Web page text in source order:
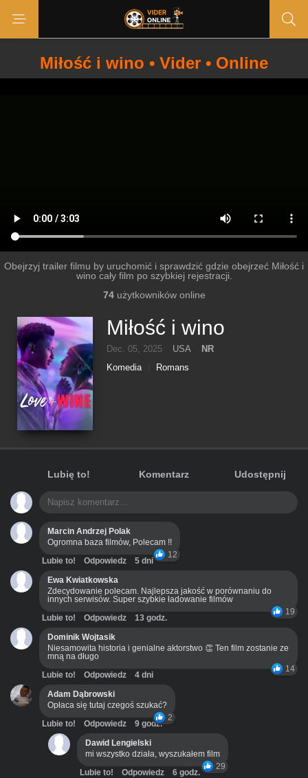
Miłość i wino • Vider • Online
Obejrzyj trailer filmu by uruchomić i sprawdzić gdzie obejrzeć Miłość i
wino cały film po szybkiej rejestracji.
74użytkowników online
Miłość i wino
Dec. 05, 2025 USA
NR
Komedia
Romans
Lubię to! Komentarz Udostępnij
Marcin Andrzej Polak
Ogromna baza filmów, Polecam !!
12
Lubie to! Odpowiedz
5 dni
Ewa Kwiatkowska
Zdecydowanie polecam. Najlepsza jakość w porównaniu do
innych serwisów. Super szybkie ładowanie filmów
19
Lubie to! Odpowiedz
13 godz.
Dominik Wojtasik
Niesamowita historia i genialne aktorstwo 👏 Ten film zostanie ze
mną na długo
14
Lubie to! Odpowiedz
4 dni
Adam Dąbrowski
Opłaca się tutaj czegoś szukać?
2
Lubie to! Odpowiedz
9 godz.
Dawid Lengielski
mi wszystko działa, wyszukałem film
29
Lubie to! Odpowiedz 6 godz.